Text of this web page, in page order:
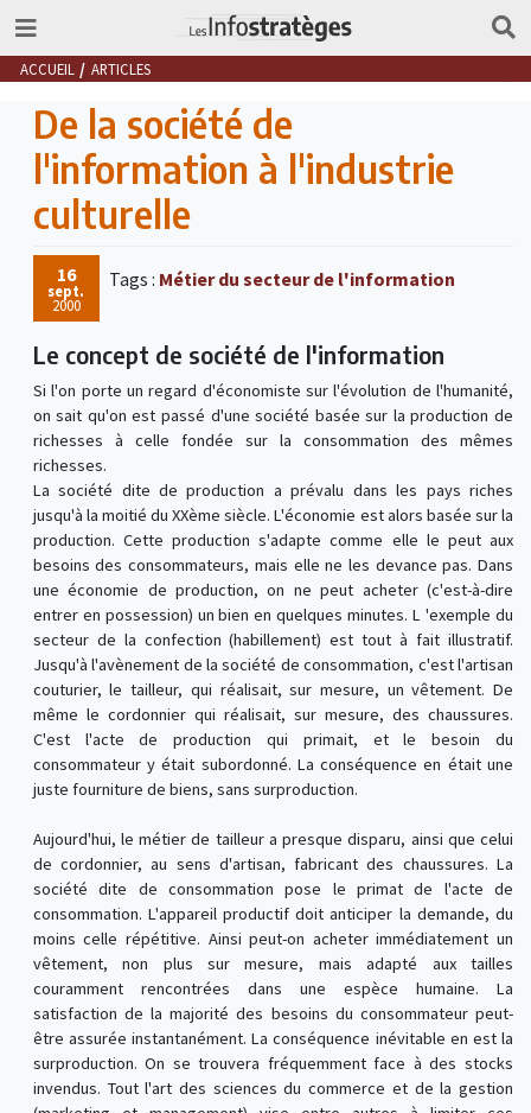
ACCUEIL ARTICLES
De la société de
l'information à l'industrie
culturelle
16
sept.
2000
Tags : Métier du secteur de l'information
Le concept de société de l'information
Si l'on porte un regard d'économiste sur l'évolution de l'humanité,
on sait qu'on est passé d'une société basée sur la production de
richesses à celle fondée sur la consommation des mêmes
richesses.
La société dite de production a prévalu dans les pays riches
jusqu'à la moitié du XXème siècle. L'économie est alors basée sur la
production. Cette production s'adapte comme elle le peut aux
besoins des consommateurs, mais elle ne les devance pas. Dans
une économie de production, on ne peut acheter (c'est-à-dire
entrer en possession) un bien en quelques minutes. L 'exemple du
secteur de la confection (habillement) est tout à fait illustratif.
Jusqu'à l'avènement de la société de consommation, c'est l'artisan
couturier, le tailleur, qui réalisait, sur mesure, un vêtement. De
même le cordonnier qui réalisait, sur mesure, des chaussures.
C'est l'acte de production qui primait, et le besoin du
consommateur y était subordonné. La conséquence en était une
juste fourniture de biens, sans surproduction.
Aujourd'hui, le métier de tailleur a presque disparu, ainsi que celui
de cordonnier, au sens d'artisan, fabricant des chaussures. La
société dite de consommation pose le primat de l'acte de
consommation. L'appareil productif doit anticiper la demande, du
moins celle répétitive. Ainsi peut-on acheter immédiatement un
vêtement, non plus sur mesure, mais adapté aux tailles
couramment rencontrées dans une espèce humaine. La
satisfaction de la majorité des besoins du consommateur peut-
être assurée instantanément. La conséquence inévitable en est la
surproduction. On se trouvera fréquemment face à des stocks
invendus. Tout l'art des sciences du commerce et de la gestion